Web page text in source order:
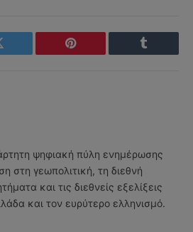
Pinterest Tumblr
ψηφιακή πύλη ενημέρωσης
στη γεωπολιτική, τη διεθνή
και τις διεθνείς εξελίξεις
και τον ευρύτερο ελληνισμό.